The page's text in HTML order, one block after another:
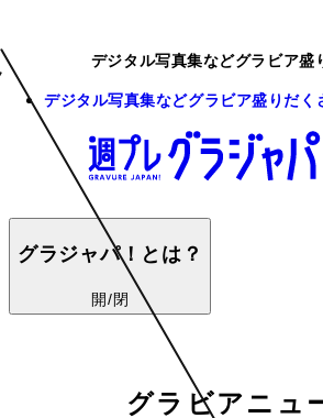
デジタル写真集などグラビア盛
デジタル写真集などグラビア盛りだく
グラジャパ！とは？
開/閉
グラビアニュ